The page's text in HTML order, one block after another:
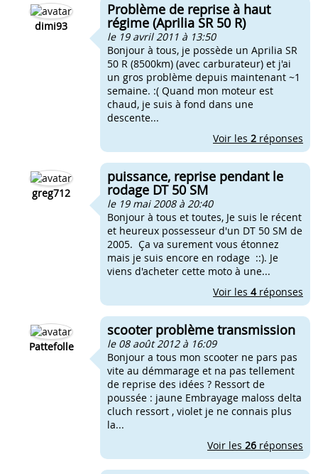
dimi93
Problème de reprise à haut
régime (Aprilia SR 50 R)
le 19 avril 2011 à 13:50
Bonjour à tous, je possède un Aprilia SR
50 R (8500km) (avec carburateur) et j'ai
un gros problème depuis maintenant ~1
semaine. :( Quand mon moteur est
chaud, je suis à fond dans une
descente...
Voir les 2 réponses
greg712
puissance, reprise pendant le
rodage DT 50 SM
le 19 mai 2008 à 20:40
Bonjour à tous et toutes, Je suis le récent
et heureux possesseur d'un DT 50 SM de
2005. Ça va surement vous étonnez
mais je suis encore en rodage ::). Je
viens d'acheter cette moto à une...
Voir les 4réponses
Pattefolle
scooter problème transmission
le 08 août 2012 à 16:09
Bonjour a tous mon scooter ne pars pas
vite au démmarage et na pas tellement
de reprise des idées ? Ressort de
poussée : jaune Embrayage maloss delta
cluch ressort , violet je ne connais plus
la...
Voir les 26 réponses